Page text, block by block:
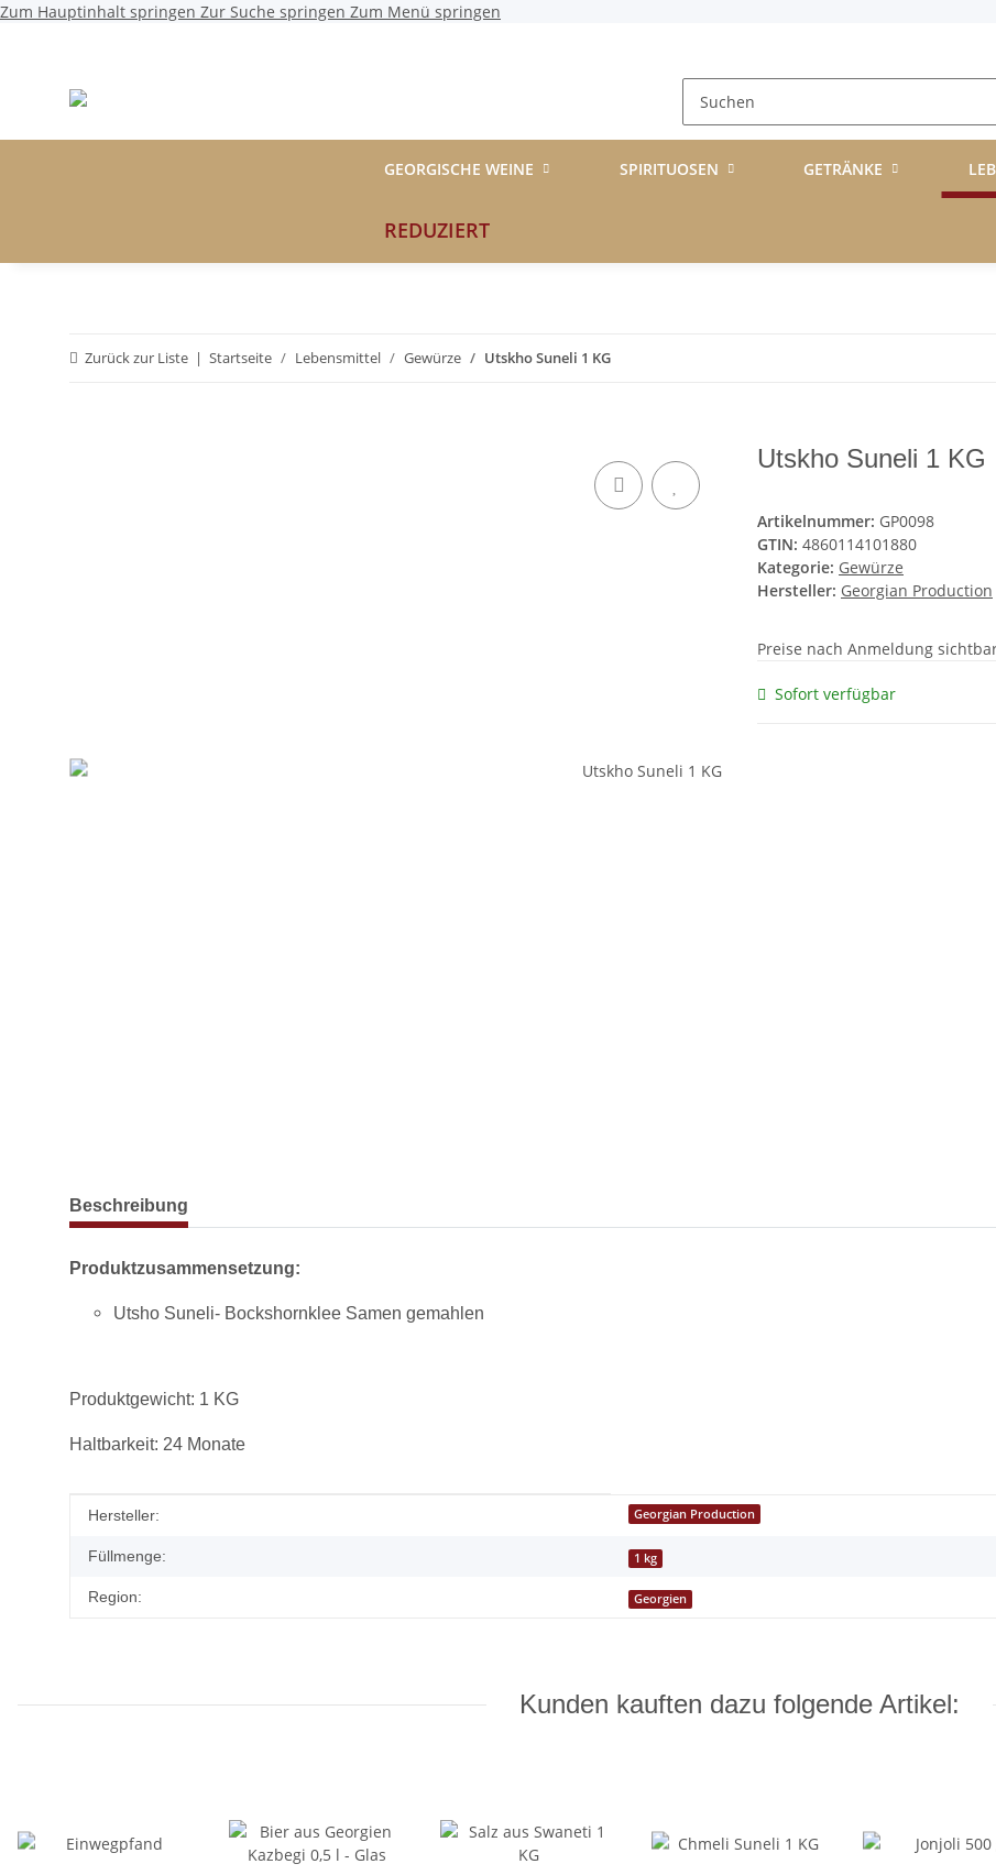
Zum Hauptinhalt springen Zur Suche springen Zum Menü springen
GEORGISCHE WEINE SPIRITUOSEN GETRÄNKE
REDUZIERT
Zurück zur Liste Startseite Lebensmittel Gewürze Utskho Suneli 1 KG
Utskho Suneli 1 KG
Artikelnummer: GP0098
GTIN: 4860114101880
Kategorie: Gewürze
Hersteller: Georgian Production
Preise nach Anmeldung
Sofort verfügbar
weitere Registerkarten anzeigen
Beschreibung
Produktzusammensetzung:
Utsho Suneli- Bockshornklee Samen gemahlen
Produktgewicht: 1 KG
Haltbarkeit: 24 Monate
Produkteigenschaft
Wert
Hersteller: Georgian Production
Füllmenge: 1 kg
Region: Georgien
Kunden kauften dazu folgende Artikel: